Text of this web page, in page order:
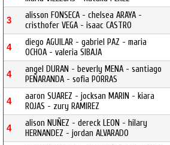
3
alisson FONSECA - chelsea ARAYA -
cristhofer VEGA - isaac CASTRO
4
diego AGUILAR - gabriel PAZ - maria
OCHOA - valeria SIBAJA
4
angel DURAN - beverly MENA - santiago
PEÑARANDA - sofia PORRAS
4
aaron SUAREZ - jocksan MARIN - kiara
ROJAS - zury RAMIREZ
4
alison NUÑEZ - dereck LEON - hilary
HERNANDEZ - jordan ALVARADO